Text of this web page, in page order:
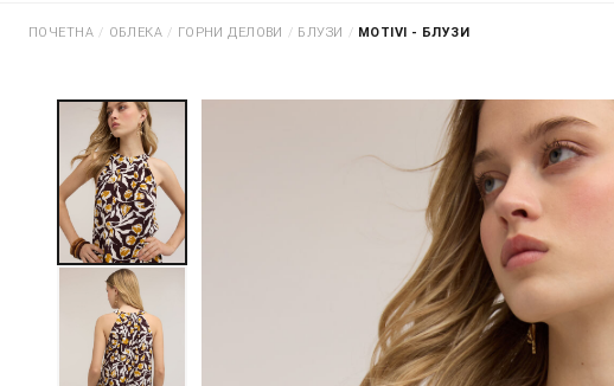
ПОЧЕТНА / ОБЛЕКА / ГОРНИ ДЕЛОВИ / БЛУЗИ / MOTIVI - БЛУЗИ